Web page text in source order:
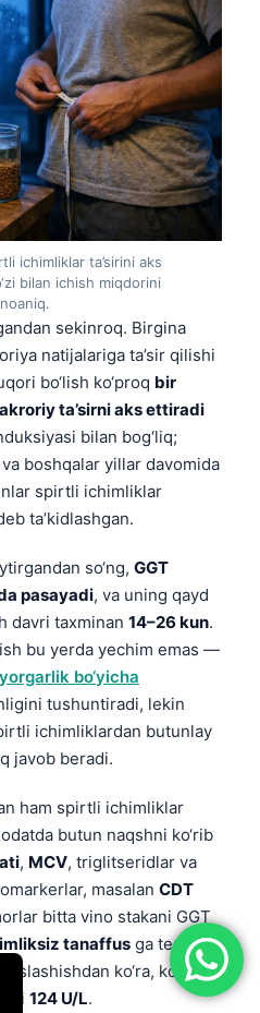
ichimliklar ta’sirini aks
bilan ichish miqdorini
sekinroq. Birgina
natijalariga ta’sir qilishi
bo‘lish ko‘proq bir
ta’sirni aks ettiradi
bilan bog‘liq;
boshqalar yillar davomida
spirtli ichimliklar
ta’kidlashgan.
so‘ng, GGT
pasayadi, va uning qayd
davri taxminan 14–26 kun.
bu yerda yechim emas —
bo‘yicha
tushuntiradi, lekin
ichimliklardan butunlay
javob beradi.
ham spirtli ichimliklar
butun naqshni ko‘rib
, MCV, triglitseridlar va
masalan CDT
bitta vino stakani GGT
tanaffus ga teng
ko‘ra, ko‘proq
124 U/L.